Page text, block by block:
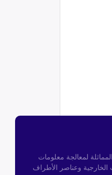
لمعالجة معلومات
الخارجية وعناصر الأطراف